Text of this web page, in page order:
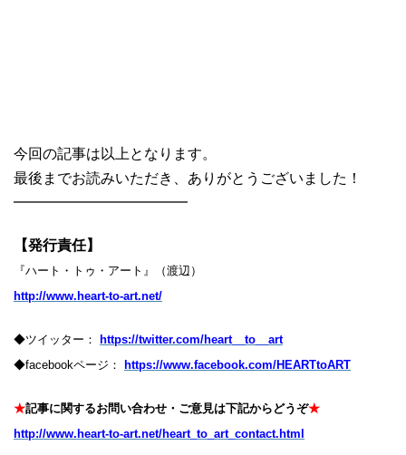
今回の記事は以上となります。
最後までお読みいただき、ありがとうございました！
━━━━━━━━━━━━
【発行責任】
『ハート・トゥ・アート』（渡辺）
http://www.heart-to-art.net/
◆ツイッター： https://twitter.com/heart__to__art
◆facebookページ： https://www.facebook.com/HEARTtoART
★記事に関するお問い合わせ・ご意見は下記からどうぞ★
http://www.heart-to-art.net/heart_to_art_contact.html